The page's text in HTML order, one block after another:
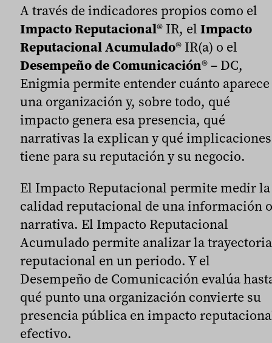
A través de indicadores propios como el
Impacto Reputacional® IR, el Impacto
Reputacional Acumulado® IR(a) o el
Desempeño de Comunicación® – DC,
Enigmia permite entender cuánto aparece
una organización y, sobre todo, qué
impacto genera esa presencia, qué
narrativas la explican y qué implicaciones
tiene para su reputación y su negocio.
El Impacto Reputacional permite medir la
calidad reputacional de una información o
narrativa. El Impacto Reputacional
Acumulado permite analizar la trayectoria
reputacional en un periodo. Y el
Desempeño de Comunicación evalúa
qué punto una organización convierte su
presencia pública en impacto
efectivo.